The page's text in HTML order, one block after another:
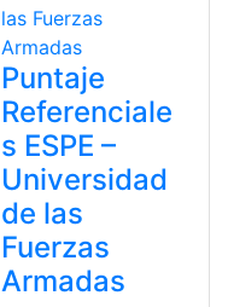
Puntaje
Referenciale
s ESPE –
Universidad
de las
Fuerzas
Armadas